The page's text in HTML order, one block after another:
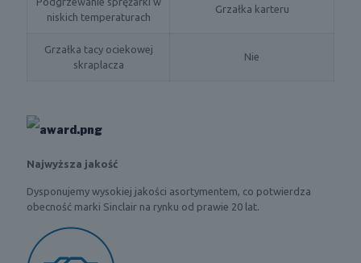
niskich temperaturach
Grzałka karteru
Grzałka tacy ociekowej
skraplacza
Nie
Najwyższa jakość
Dysponujemy wysokiej jakości asortymentem, co potwierdza
obecność marki Sinclair na rynku od prawie 20 lat.